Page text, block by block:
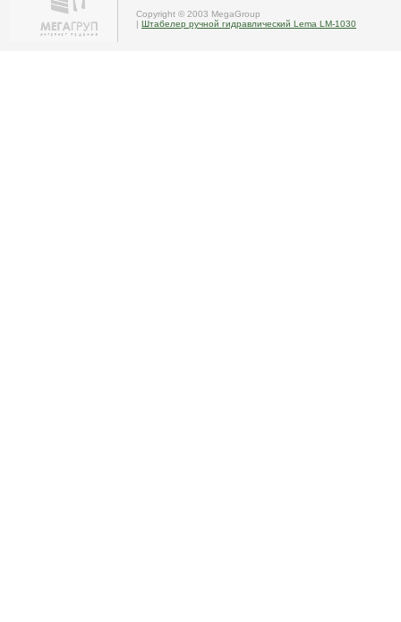
Copyright © 2003 MegaGroup
| Штабелер ручной гидравлический Lema LM-1030